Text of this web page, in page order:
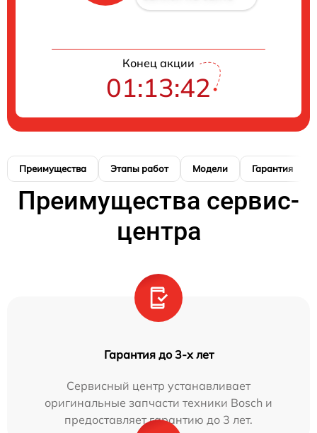
Конец акции
01:13:41
Преимущества Этапы работ Модели Гарантия
Преимущества сервис-
центра
Гарантия до 3-х лет
Сервисный центр устанавливает
оригинальные запчасти техники Bosch и
предоставляет гарантию до 3 лет.